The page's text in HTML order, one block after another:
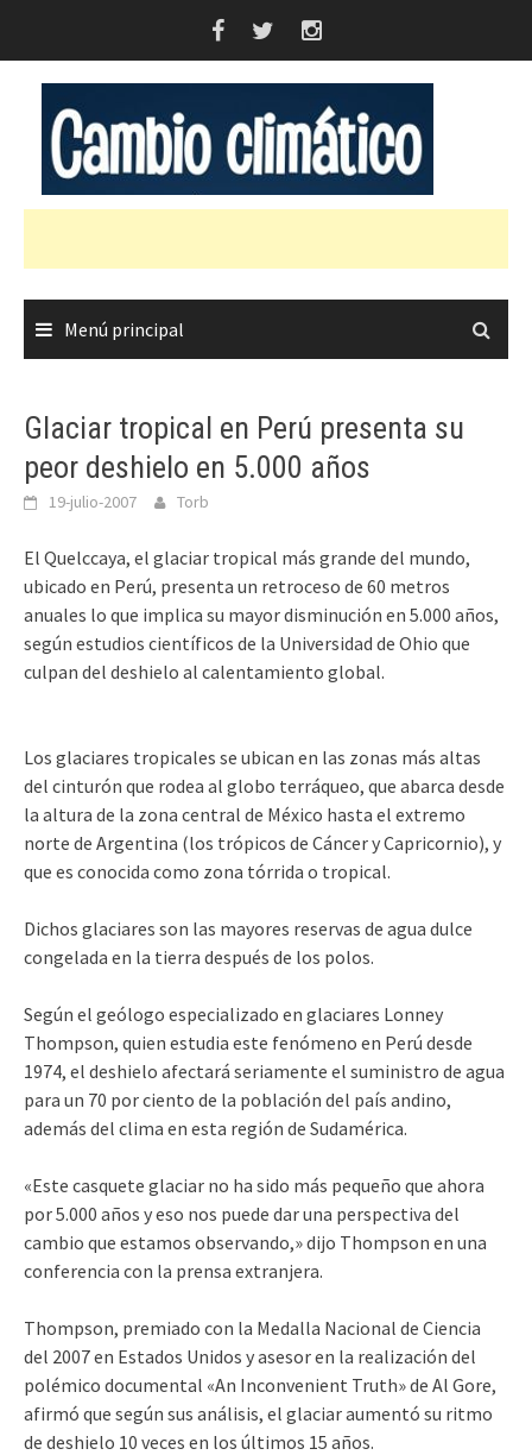
Menú principal
Glaciar tropical en Perú presenta su
peor deshielo en 5.000 años
19-julio-2007 Torb
El Quelccaya, el glaciar tropical más grande del mundo,
ubicado en Perú, presenta un retroceso de 60 metros
anuales lo que implica su mayor disminución en 5.000 años,
según estudios científicos de la Universidad de Ohio que
culpan del deshielo al calentamiento global.
Los glaciares tropicales se ubican en las zonas más altas
del cinturón que rodea al globo terráqueo, que abarca desde
la altura de la zona central de México hasta el extremo
norte de Argentina (los trópicos de Cáncer y Capricornio), y
que es conocida como zona tórrida o tropical.
Dichos glaciares son las mayores reservas de agua dulce
congelada en la tierra después de los polos.
Según el geólogo especializado en glaciares Lonney
Thompson, quien estudia este fenómeno en Perú desde
1974, el deshielo afectará seriamente el suministro de agua
para un 70 por ciento de la población del país andino,
además del clima en esta región de Sudamérica.
«Este casquete glaciar no ha sido más pequeño que ahora
por 5.000 años y eso nos puede dar una perspectiva del
cambio que estamos observando,» dijo Thompson en una
conferencia con la prensa extranjera.
Thompson, premiado con la Medalla Nacional de Ciencia
del 2007 en Estados Unidos y asesor en la realización del
polémico documental «An Inconvenient Truth» de Al Gore,
afirmó que según sus análisis, el glaciar aumentó su ritmo
de deshielo 10 veces en los últimos 15 años.